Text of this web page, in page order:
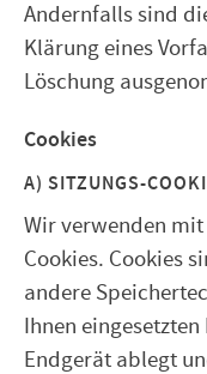
Andernfalls sind
Klärung eines
Löschung
Cookies
A) SITZUNGS-
Wir verwenden
Cookies. Cookies
andere
Ihnen
Endgerät ablegt